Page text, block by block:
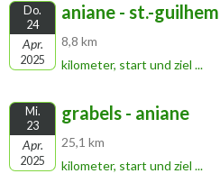
Do.
24
Apr.
2025
aniane - st.-
8,8 km
kilometer, start und ziel ...
Mi.
23
Apr.
2025
grabels - aniane
25,1 km
kilometer, start und ziel ...